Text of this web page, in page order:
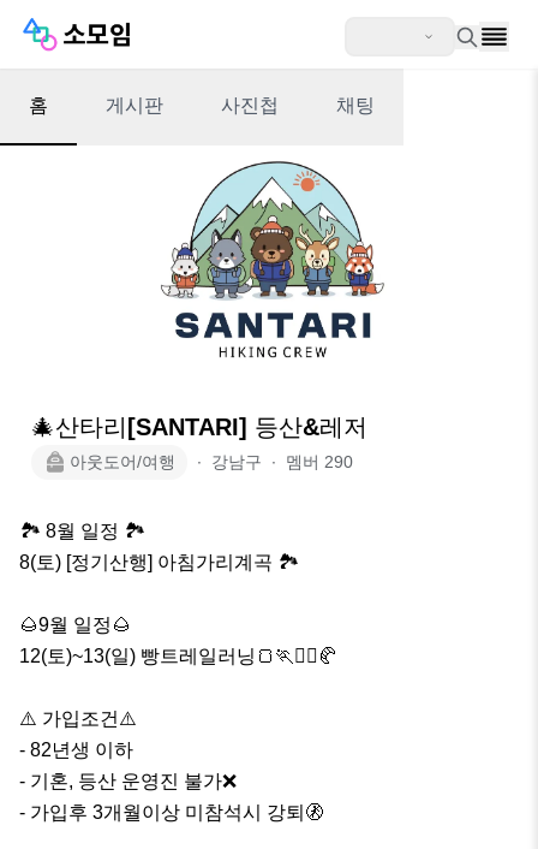
홈 게시판 사진첩 채팅
🎄산타리[SANTARI] 등산&레저
아웃도어/여행 ∙ 강남구 ∙ 멤버 290
🏞 8월 일정 🏞
8(토) [정기산행] 아침가리계곡 🏞
🌰9월 일정🌰
12(토)~13(일) 빵트레일러닝🍞🏃🏃‍♀️🥐
⚠️ 가입조건⚠️
- 82년생 이하
- 기혼, 등산 운영진 불가❌️
- 가입후 3개월이상 미참석시 강퇴🚷